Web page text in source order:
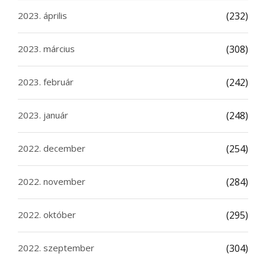
2023. április (232)
2023. március (308)
2023. február (242)
2023. január (248)
2022. december (254)
2022. november (284)
2022. október (295)
2022. szeptember (304)